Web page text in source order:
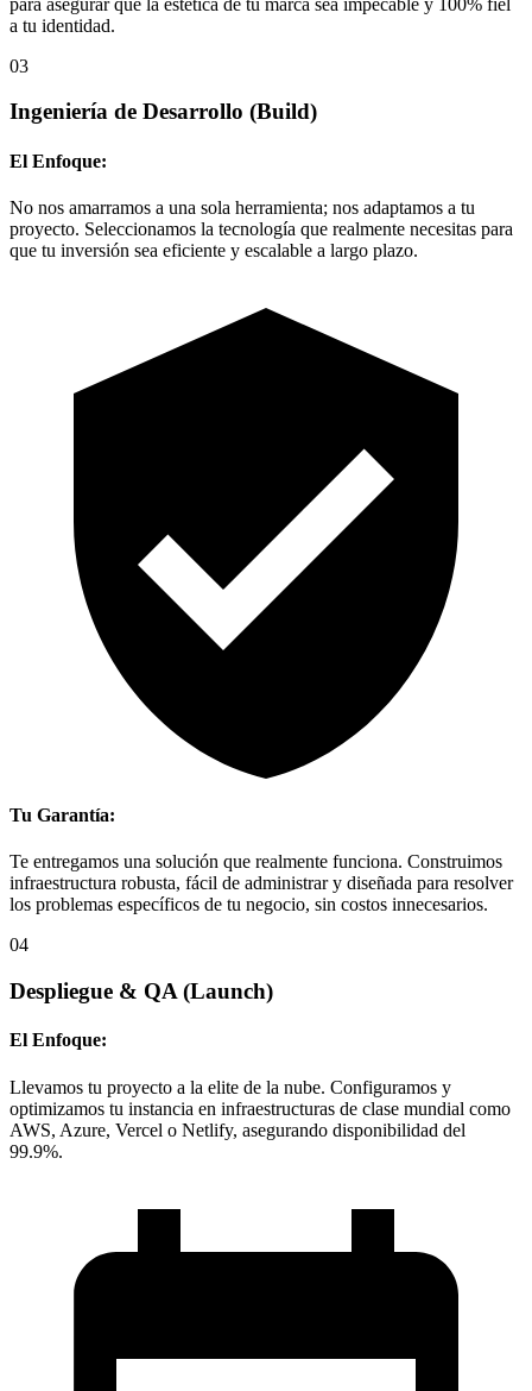
a tu identidad.
03
Ingeniería de Desarrollo (Build)
El Enfoque:
No nos amarramos a una sola herramienta; nos adaptamos a tu
proyecto. Seleccionamos la tecnología que realmente necesitas para
que tu inversión sea eficiente y escalable a largo plazo.
Tu Garantía:
Te entregamos una solución que realmente funciona. Construimos
infraestructura robusta, fácil de administrar y diseñada para resolver
los problemas específicos de tu negocio, sin costos innecesarios.
04
Despliegue & QA (Launch)
El Enfoque:
Llevamos tu proyecto a la elite de la nube. Configuramos y
optimizamos tu instancia en infraestructuras de clase mundial como
AWS, Azure, Vercel o Netlify, asegurando disponibilidad del
99.9%.